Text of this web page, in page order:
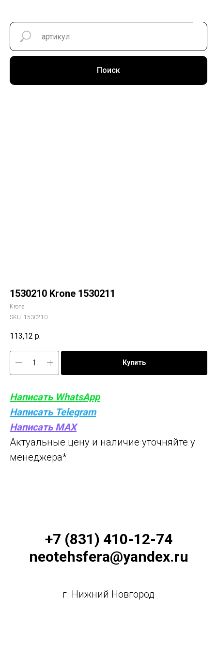
Поиск
1530210 Krone 1530211
Krone
SKU: 1530210
113,12 р.
Купить
Написать WhatsApp
Написать Telegram
Написать MAX
Актуальные цену и наличие уточняйте у
менеджера*
+7 (831) 410-12-74
neotehsfera@yandex.ru
г. Нижний Новгород